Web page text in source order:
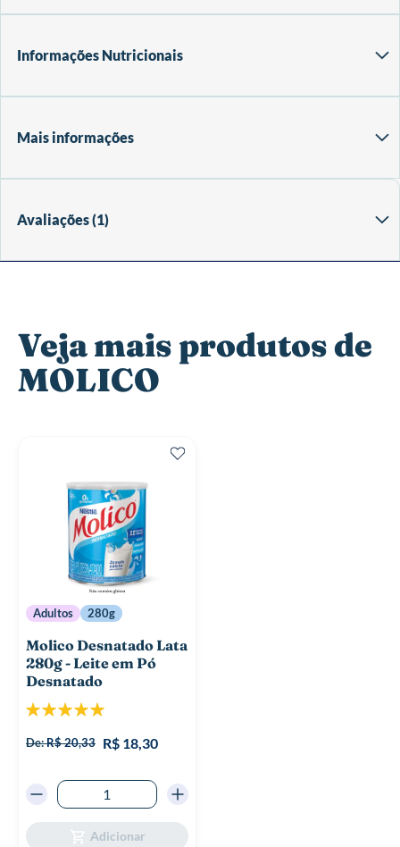
Informações Nutricionais
Mais informações
Avaliações 1
Veja mais produtos de
MOLICO
Adultos 280g
Molico Desnatado Lata
280g - Leite em Pó
Desnatado
Classificação:
De:R$ 20,33 R$ 18,30
Adicionar